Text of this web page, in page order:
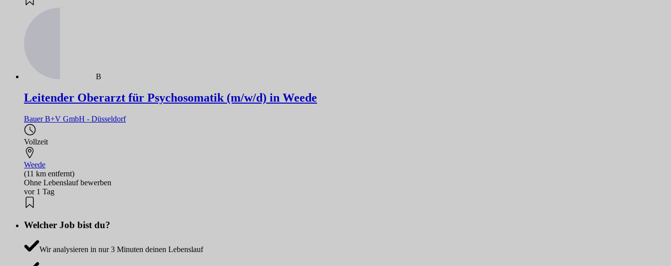
B
Leitender Oberarzt für Psychosomatik (m/w/d) in Weede
Bauer B+V GmbH - Düsseldorf
Vollzeit
Weede
(11 km entfernt)
Ohne Lebenslauf bewerben
vor 1 Tag
Welcher Job bist du?
Wir analysieren in nur 3 Minuten deinen Lebenslauf